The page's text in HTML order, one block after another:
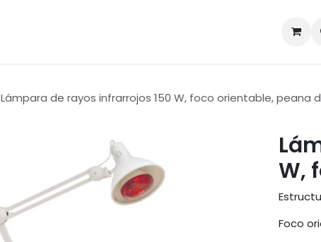
Lámpara de rayos infrarrojos 150 W, foco orientable, peana
W,
Foco